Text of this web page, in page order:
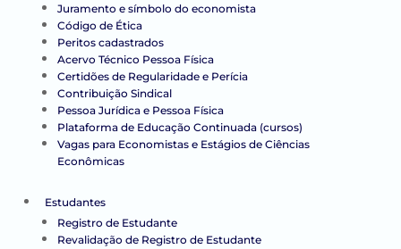
Juramento e símbolo do economista
Código de Ética
Peritos cadastrados
Acervo Técnico Pessoa Física
Certidões de Regularidade e Perícia
Contribuição Sindical
Pessoa Jurídica e Pessoa Física
Plataforma de Educação Continuada (cursos)
Vagas para Economistas e Estágios de Ciências
Econômicas
Estudantes
Registro de Estudante
Revalidação de Registro de Estudante